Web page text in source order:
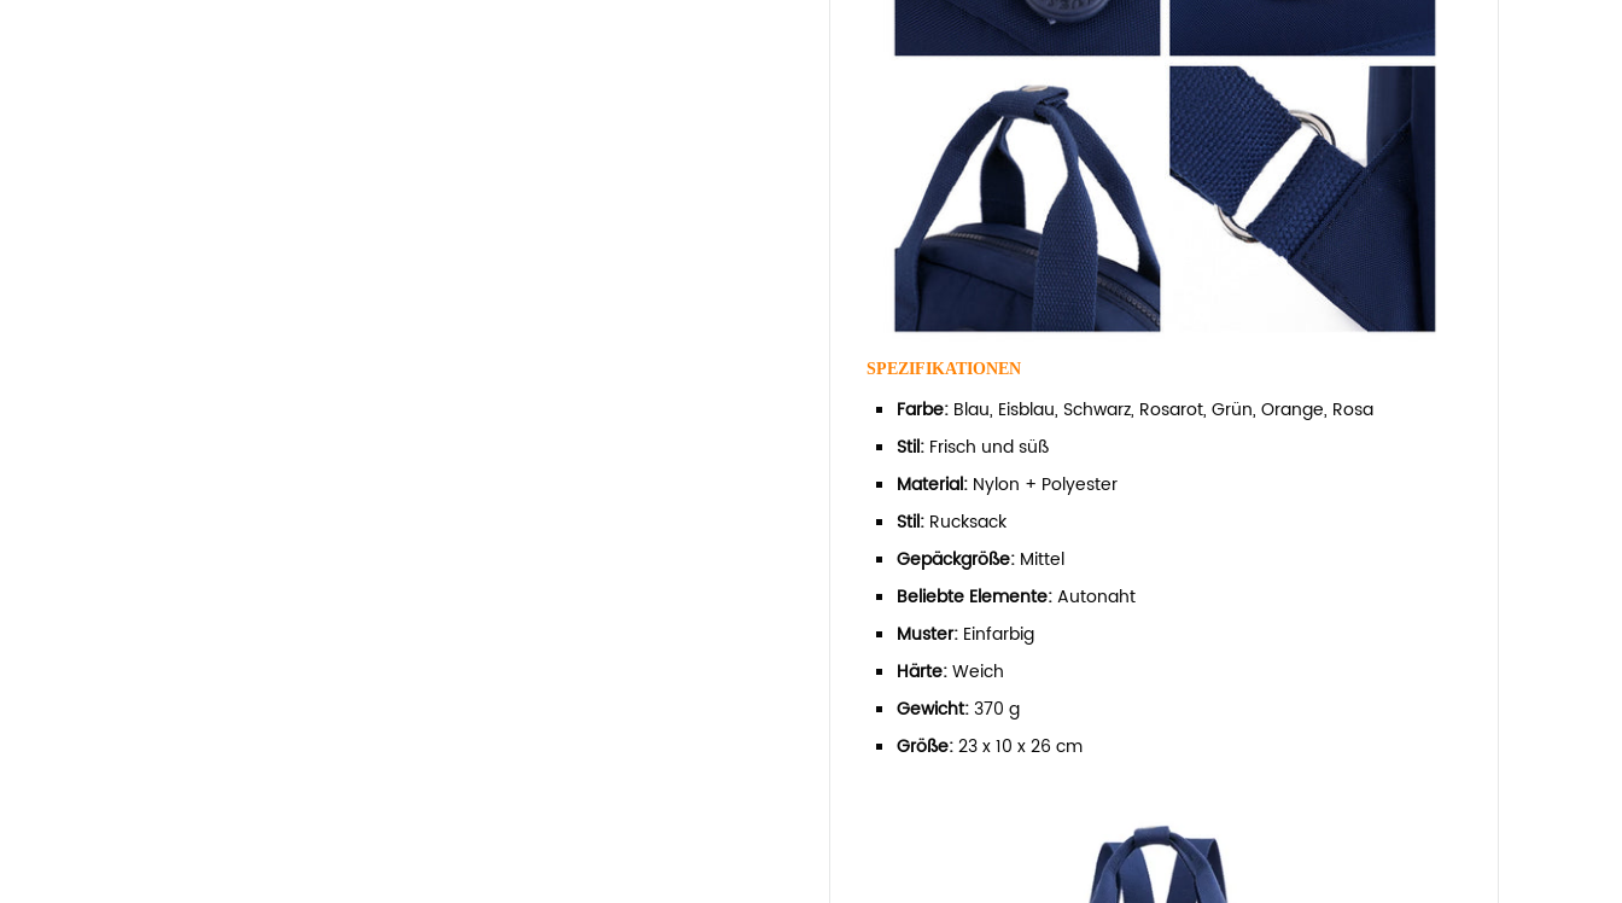
SPEZIFIKATIONEN
Farbe: Blau, Eisblau, Schwarz, Rosarot, Grün, Orange, Rosa
Stil: Frisch und süß
Material: Nylon + Polyester
Stil: Rucksack
Gepäckgröße: Mittel
Beliebte Elemente:Autonaht
Muster: Einfarbig
Härte:Weich
Gewicht:370 g
Größe:23 x 10 x 26 cm